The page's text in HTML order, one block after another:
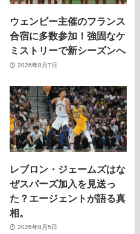
ウェンビー主催のフランス
合宿に多数参加！強固なケ
ミストリーで新シーズンへ
2026年8月7日
レブロン・ジェームズはな
ぜスパーズ加入を見送っ
た？エージェントが語る真
相。
2026年8月5日